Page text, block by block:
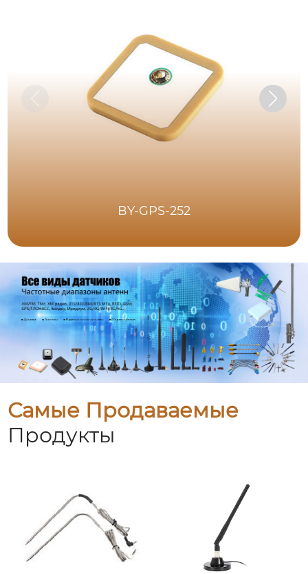
BY-GPS-252
Самые Продаваемые
Продукты